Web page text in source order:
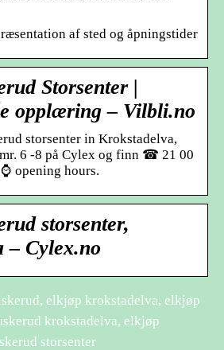
af sted og åpningstider
Storsenter |
opplæring – Vilbli.no
storsenter in Krokstadelva,
6 -8 på Cylex og finn ☎ 21 00
opening hours.
storsenter,
– Cylex.no
elkjøp krokstadelva, elkjøp
krokstadelva, elkjøp
storsenter